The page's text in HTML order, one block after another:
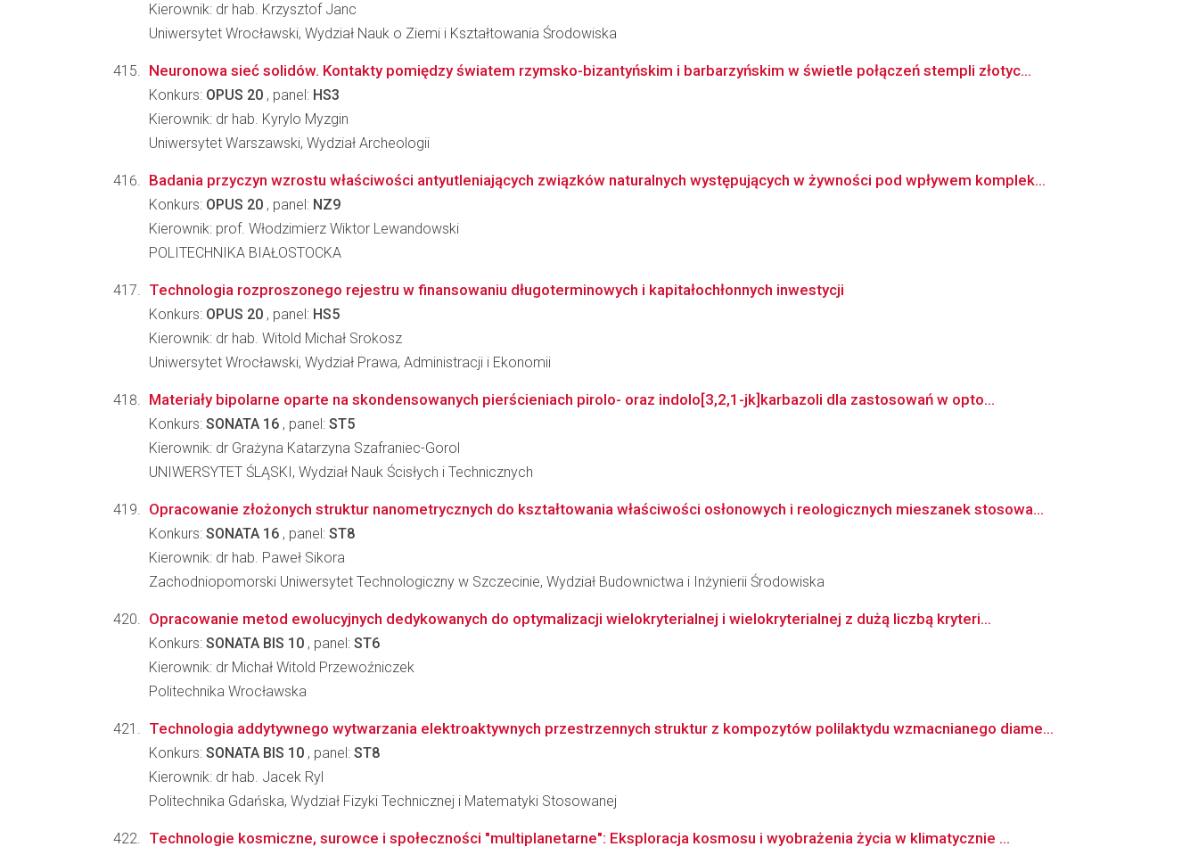
Kierownik: dr hab. Krzysztof Janc
Uniwersytet Wrocławski, Wydział Nauk o Ziemi i Kształtowania Środowiska
Neuronowa sieć solidów. Kontakty pomiędzy światem rzymsko-bizantyńskim i barbarzyńskim w świetle połączeń stempli złotyc...
Konkurs: OPUS 20 , panel: HS3
Kierownik: dr hab. Kyrylo Myzgin
Uniwersytet Warszawski, Wydział Archeologii
Badania przyczyn wzrostu właściwości antyutleniających związków naturalnych występujących w żywności pod wpływem komplek...
Konkurs: OPUS 20 , panel: NZ9
Kierownik: prof. Włodzimierz Wiktor Lewandowski
POLITECHNIKA BIAŁOSTOCKA
Technologia rozproszonego rejestru w finansowaniu długoterminowych i kapitałochłonnych inwestycji
Konkurs: OPUS 20 , panel: HS5
Kierownik: dr hab. Witold Michał Srokosz
Uniwersytet Wrocławski, Wydział Prawa, Administracji i Ekonomii
Materiały bipolarne oparte na skondensowanych pierścieniach pirolo- oraz indolo[3,2,1-jk]karbazoli dla zastosowań w opto...
Konkurs: SONATA 16 , panel: ST5
Kierownik: dr Grażyna Katarzyna Szafraniec-Gorol
UNIWERSYTET ŚLĄSKI, Wydział Nauk Ścisłych i Technicznych
Opracowanie złożonych struktur nanometrycznych do kształtowania właściwości osłonowych i reologicznych mieszanek stosowa...
Konkurs: SONATA 16 , panel: ST8
Kierownik: dr hab. Paweł Sikora
Zachodniopomorski Uniwersytet Technologiczny w Szczecinie, Wydział Budownictwa i Inżynierii Środowiska
Opracowanie metod ewolucyjnych dedykowanych do optymalizacji wielokryterialnej i wielokryterialnej z dużą liczbą kryteri...
Konkurs: SONATA BIS 10 , panel: ST6
Kierownik: dr Michał Witold Przewoźniczek
Politechnika Wrocławska
Technologia addytywnego wytwarzania elektroaktywnych przestrzennych struktur z kompozytów polilaktydu wzmacnianego diame...
Konkurs: SONATA BIS 10 , panel: ST8
Kierownik: dr hab. Jacek Ryl
Politechnika Gdańska, Wydział Fizyki Technicznej i Matematyki Stosowanej
Technologie kosmiczne, surowce i społeczności "multiplanetarne": Eksploracja kosmosu i wyobrażenia życia w klimatycznie ...